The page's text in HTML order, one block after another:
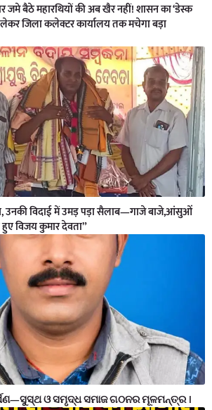
जमे बैठे महारथियों की अब खैर नहीं! शासन का ‘डेस्क
लेकर जिला कलेक्टर कार्यालय तक मचेगा बड़ा
उनकी विदाई में उमड़ पड़ा सैलाब—गाजे बाजे,आंसुओं
विजय कुमार देवता”
ଓ ସମୃଦ୍ଧ ସମାଜ ଗଠନର ମୂଳମନ୍ତ୍ର ।